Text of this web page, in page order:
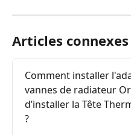
Articles connexes
Comment installer
vannes de radiateur
d’installer la Tête
?